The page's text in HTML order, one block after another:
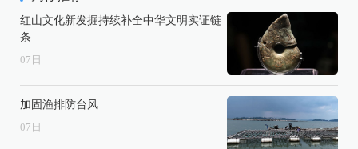
红山文化新发掘持续补全中华文明实证链
条
07 日
加固渔排防台风
07 日